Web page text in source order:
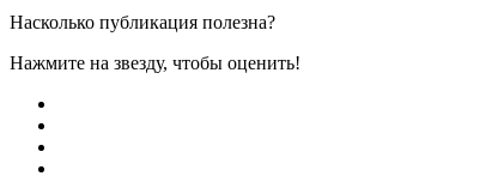
Насколько публикация полезна?
Нажмите на звезду, чтобы оценить!